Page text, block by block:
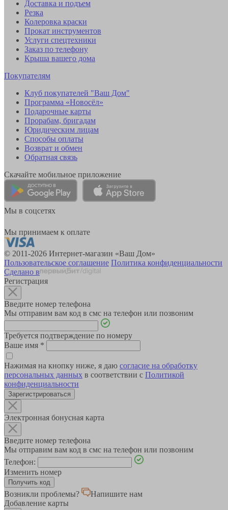
Доставка и подъем
Резка
Колеровка краски
Прокат инструментов
Услуги спецтехники
Заказ по телефону
Крыша вашего дома
Покупателям
Клуб покупателей "Ваш Дом"
Программа «Новосёл»
Подарочные карты
Прорабам, бригадам
Юридическим лицам
Способы оплаты
Возврат и обмен
Обратная связь
Скачайте мобильное приложение
Мы в соцсетях
Мы принимаем к оплате
© 2011-2026 Интернет-магазин «Ваш Дом»
Пользовательское соглашение Политика конфиденциальности
Сделано в
Регистрация
Введите номер телефона
Мы отправим вам код в смс на телефон или позвоним
Требуется подтверждение по номеру
Ваше имя *
Нажимая на кнопку ниже, я даю согласие на обработку
персональных данных в соответствии с Политикой
конфиденциальности
Зарегистрироваться
Электронная бонусная карта
Введите номер телефона
Мы отправим вам код в смс на телефон или позвоним
Телефон:
Изменить номер
Возникли проблемы?
Напишите нам
Добавление карты